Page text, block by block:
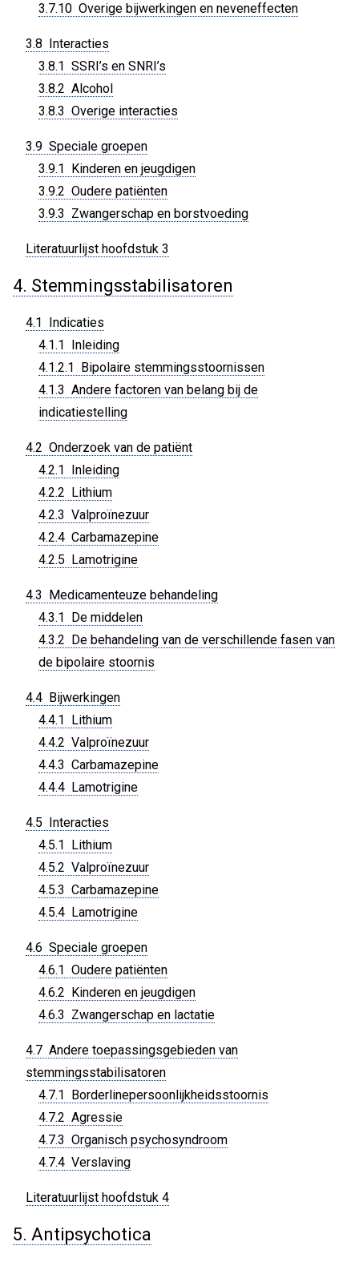
3.7.10 Overige bijwerkingen en neveneffecten
3.8 Interacties
3.8.1 SSRI’s en SNRI’s
3.8.2 Alcohol
3.8.3 Overige interacties
3.9 Speciale groepen
3.9.1 Kinderen en jeugdigen
3.9.2 Oudere patiënten
3.9.3 Zwangerschap en borstvoeding
Literatuurlijst hoofdstuk 3
4. Stemmingsstabilisatoren
4.1 Indicaties
4.1.1 Inleiding
4.1.2.1 Bipolaire stemmingsstoornissen
4.1.3 Andere factoren van belang bij de
indicatiestelling
4.2 Onderzoek van de patiënt
4.2.1 Inleiding
4.2.2 Lithium
4.2.3 Valproïnezuur
4.2.4 Carbamazepine
4.2.5 Lamotrigine
4.3 Medicamenteuze behandeling
4.3.1 De middelen
4.3.2 De behandeling van de verschillende fasen van
de bipolaire stoornis
4.4 Bijwerkingen
4.4.1 Lithium
4.4.2 Valproïnezuur
4.4.3 Carbamazepine
4.4.4 Lamotrigine
4.5 Interacties
4.5.1 Lithium
4.5.2 Valproïnezuur
4.5.3 Carbamazepine
4.5.4 Lamotrigine
4.6 Speciale groepen
4.6.1 Oudere patiënten
4.6.2 Kinderen en jeugdigen
4.6.3 Zwangerschap en lactatie
4.7 Andere toepassingsgebieden van
stemmingsstabilisatoren
4.7.1 Borderlinepersoonlijkheidsstoornis
4.7.2 Agressie
4.7.3 Organisch psychosyndroom
4.7.4 Verslaving
Literatuurlijst hoofdstuk 4
5. Antipsychotica